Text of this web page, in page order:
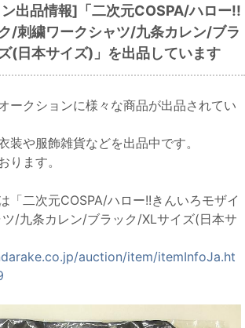
出品情報]「二次元COSPA/ハロー!!
/刺繍ワークシャツ/九条カレン/ブラ
(日本サイズ)」を出品しています
ークションに様々な商品が出品されてい
装や服飾雑貨などを出品中です。
ります。
「二次元COSPA/ハロー!!きんいろモザイ
/九条カレン/ブラック/XLサイズ(日本サ
auction/item/itemInfoJa.ht